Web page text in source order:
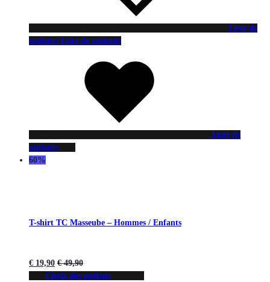
Liste de
souhaits Liste de souhaits
Liste de
souhaits
60%
T-shirt TC Masseube – Hommes / Enfants
€ 19,90 €49,90
Choix des options